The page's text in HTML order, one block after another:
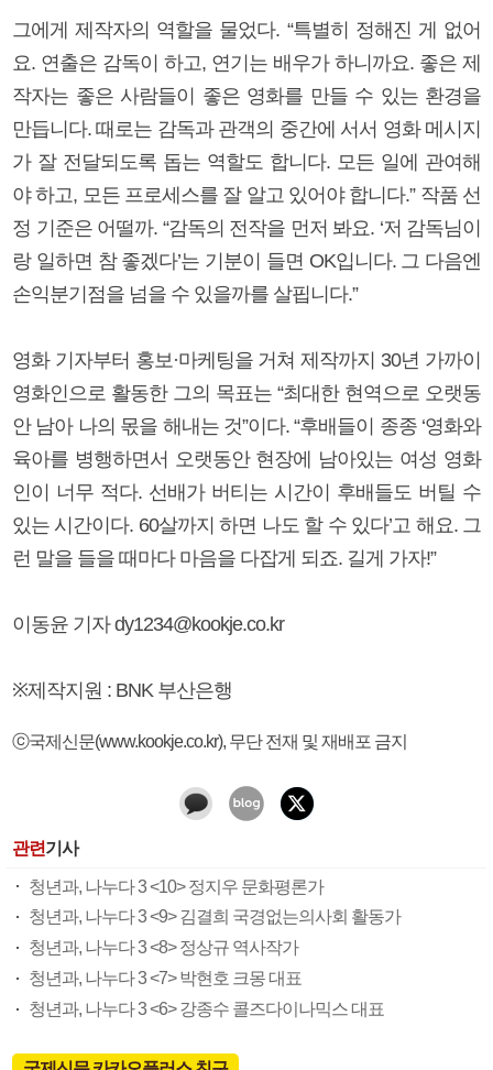
그에게 제작자의 역할을 물었다. “특별히 정해진 게 없어
요. 연출은 감독이 하고, 연기는 배우가 하니까요. 좋은 제
작자는 좋은 사람들이 좋은 영화를 만들 수 있는 환경을
만듭니다. 때로는 감독과 관객의 중간에 서서 영화 메시지
가 잘 전달되도록 돕는 역할도 합니다. 모든 일에 관여해
야 하고, 모든 프로세스를 잘 알고 있어야 합니다.” 작품 선
정 기준은 어떨까. “감독의 전작을 먼저 봐요. ‘저 감독님이
랑 일하면 참 좋겠다’는 기분이 들면 OK입니다. 그 다음엔
손익분기점을 넘을 수 있을까를 살핍니다.”
영화 기자부터 홍보·마케팅을 거쳐 제작까지 30년 가까이
영화인으로 활동한 그의 목표는 “최대한 현역으로 오랫동
안 남아 나의 몫을 해내는 것”이다. “후배들이 종종 ‘영화와
육아를 병행하면서 오랫동안 현장에 남아있는 여성 영화
인이 너무 적다. 선배가 버티는 시간이 후배들도 버틸 수
있는 시간이다. 60살까지 하면 나도 할 수 있다’고 해요. 그
런 말을 들을 때마다 마음을 다잡게 되죠. 길게 가자!”
이동윤 기자 dy1234@kookje.co.kr
※제작지원 : BNK 부산은행
ⓒ국제신문(www.kookje.co.kr), 무단 전재 및 재배포 금지
관련기사
청년과, 나누다 3 <10> 정지우 문화평론가
청년과, 나누다 3 <9> 김결희 국경없는의사회 활동가
청년과, 나누다 3 <8> 정상규 역사작가
청년과, 나누다 3 <7> 박현호 크몽 대표
청년과, 나누다 3 <6> 강종수 콜즈다이나믹스 대표